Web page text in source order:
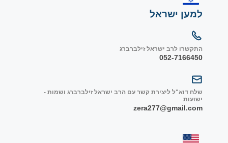
למען ישראל
התקשרו לרב ישראל זילברברג
052-7166450
שלח דוא"ל ליצירת קשר עם הרב ישראל זילברברג ושמות -
ישועות
zera277@gmail.com